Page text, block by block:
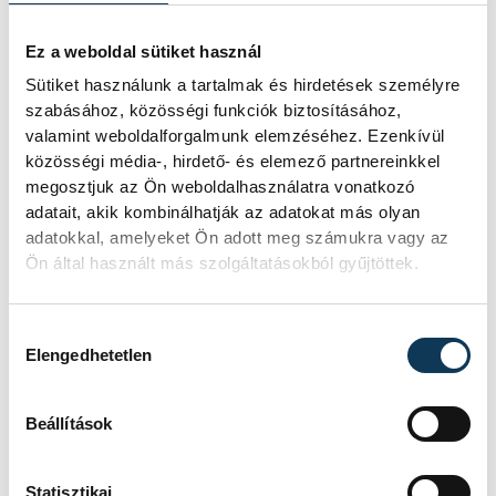
Ez a weboldal sütiket használ
Sütiket használunk a tartalmak és hirdetések személyre
szabásához, közösségi funkciók biztosításához,
valamint weboldalforgalmunk elemzéséhez. Ezenkívül
közösségi média-, hirdető- és elemező partnereinkkel
megosztjuk az Ön weboldalhasználatra vonatkozó
adatait, akik kombinálhatják az adatokat más olyan
adatokkal, amelyeket Ön adott meg számukra vagy az
Ön által használt más szolgáltatásokból gyűjtöttek.
Elengedhetetlen
Beállítások
Statisztikai
Kirsten és Kelli-Leigh – megjelenésükben is
karakteresek voltak: extravagáns, mégis
ízléses ruhákban, vagány és elegáns
stílusban álltak a színpadon. Az ő
jelenlétük különösen fontos egy olyan
zeneiparban, ahol gyakran háttérbe
szorulnak a hangszeres női zenészek. A
Clean Bandit koncertje egyszerre volt egy
könnyed feminista állásfoglalás és a
professzionális zenei teljesítmény ünnepe.
hogy a sokszínűség és a minőség kéz a
kézben járjon, a Clean Bandit koncertje
pedig ezt a küldetést talán a lehető